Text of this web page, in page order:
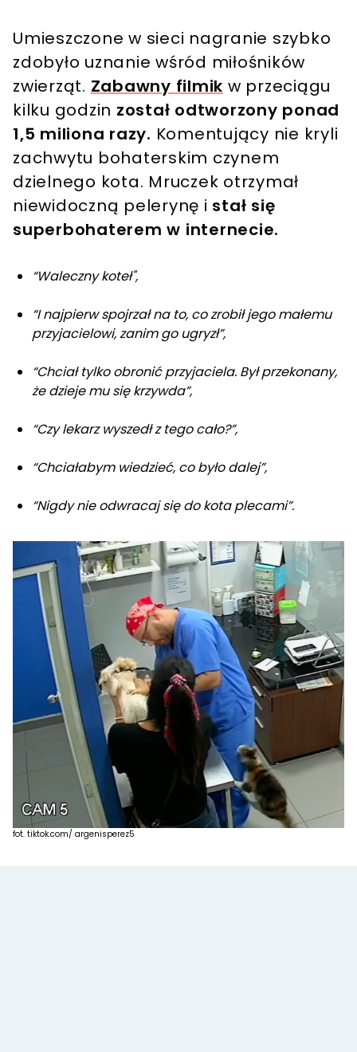
Umieszczone w sieci nagranie szybko
zdobyło uznanie wśród miłośników
zwierząt. Zabawny filmik w przeciągu
kilku godzin został odtworzony ponad
1,5 miliona razy. Komentujący nie kryli
zachwytu bohaterskim czynem
dzielnego kota. Mruczek otrzymał
niewidoczną pelerynę i stał się
superbohaterem w internecie.
“Waleczny koteł",
“I najpierw spojrzał na to, co zrobił jego małemu
przyjacielowi, zanim go ugryzł”,
“Chciał tylko obronić przyjaciela. Był przekonany,
że dzieje mu się krzywda”,
“Czy lekarz wyszedł z tego cało?”,
“Chciałabym wiedzieć, co było dalej”,
“Nigdy nie odwracaj się do kota plecami”.
fot. tiktok.com/ argenisperez5